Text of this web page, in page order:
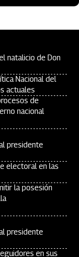
natalicio de Don
Nacional del
actuales
de
nacional
presidente
electoral en las
la posesión
presidente
en sus